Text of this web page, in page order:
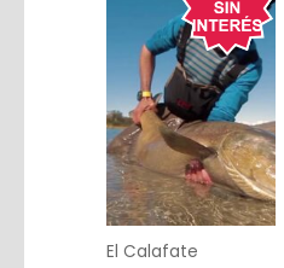
El Calafate